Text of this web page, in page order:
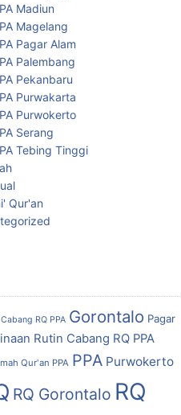
Madiun
Magelang
Pagar Alam
Palembang
Pekanbaru
Purwakarta
Purwokerto
Serang
Tebing Tinggi
Qur'an
Cabang RQ PPA Gorontalo Pagar
Rutin Cabang RQ PPA
Qur'an PPA PPA Purwokerto
RQ Gorontalo RQ